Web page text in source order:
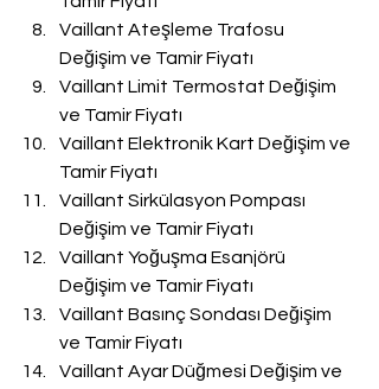
Vaillant Ateşleme Trafosu
Değişim ve Tamir Fiyatı
Vaillant Limit Termostat Değişim
ve Tamir Fiyatı
Vaillant Elektronik Kart Değişim ve
Tamir Fiyatı
Vaillant Sirkülasyon Pompası
Değişim ve Tamir Fiyatı
Vaillant Yoğuşma Esanjörü
Değişim ve Tamir Fiyatı
Vaillant Basınç Sondası Değişim
ve Tamir Fiyatı
Vaillant Ayar Düğmesi Değişim ve